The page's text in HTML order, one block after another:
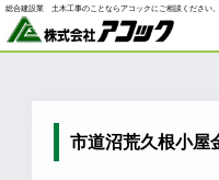
総合建設業 ⼟⽊⼯事のことならアコックにご相談ください。
市道沼荒久根小屋